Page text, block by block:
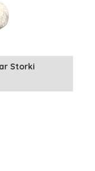
Storki